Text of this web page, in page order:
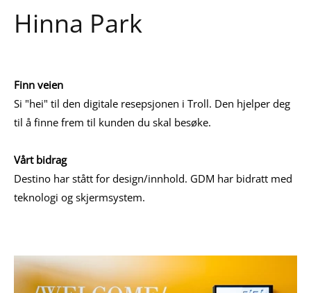
Hinna Park
Finn veien
Si "hei" til den digitale resepsjonen i Troll. Den hjelper deg
til å finne frem til kunden du skal besøke.
Vårt bidrag
Destino har stått for design/innhold. GDM har bidratt med
teknologi og skjermsystem.